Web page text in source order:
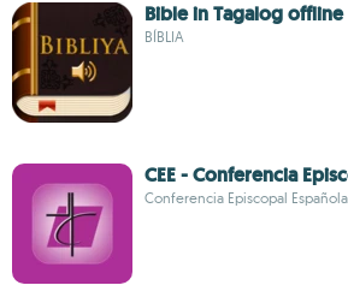
Bible in Tagalog offline
BÍBLIA
CEE - Conferencia
Conferencia Episcopal Española